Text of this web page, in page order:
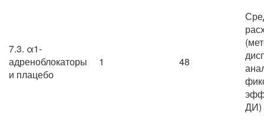
7.3. α1-
адреноблокаторы
и плацебо
1 48
ДИ)